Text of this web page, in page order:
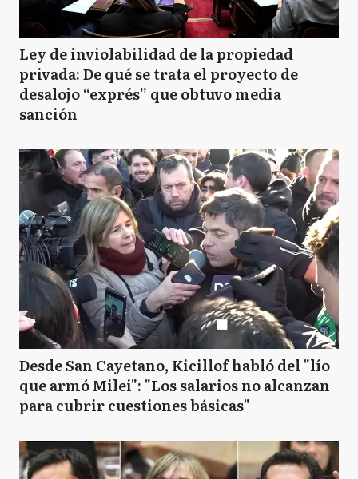
Ley de inviolabilidad de la propiedad
privada: De qué se trata el proyecto de
desalojo “exprés” que obtuvo media
sanción
Desde San Cayetano, Kicillof habló del "lío
que armó Milei": "Los salarios no alcanzan
para cubrir cuestiones básicas"